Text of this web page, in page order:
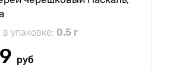
упаковке: 0.5 г
руб